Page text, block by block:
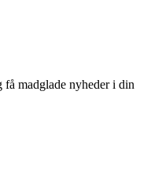
få madglade nyheder i din